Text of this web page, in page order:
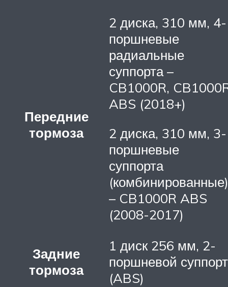
Передние
тормоза
2 диска, 310 мм, 4-
поршневые
радиальные
суппорта –
CB1000R,
ABS (2018+)
2 диска, 310 мм, 3-
поршневые
суппорта
(комбинированные)
– CB1000R ABS
(2008-2017)
Задние
тормоза
1 диск 256 мм, 2-
поршневой суппорт
(ABS)